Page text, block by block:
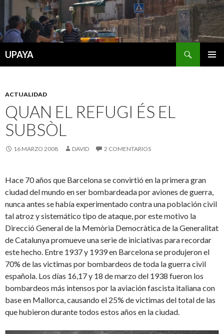
UPAYA
ACTUALIDAD
QUAN EL REFUGI ÉS EL
SUBSÒL
16 MARZO 2008 DAVID 2 COMENTARIOS
Hace 70 años que Barcelona se convirtió en la primera gran
ciudad del mundo en ser bombardeada por aviones de guerra,
nunca antes se había experimentado contra una población civil
tal atroz y sistemático tipo de ataque, por este motivo la
Direcció General de la Memòria Democràtica de la Generalitat
de Catalunya promueve una serie de iniciativas para recordar
este hecho. Entre 1937 y 1939 en Barcelona se produjeron el
70% de las victimas por bombardeos de toda la guerra civil
española. Los días 16,17 y 18 de marzo del 1938 fueron los
bombardeos más intensos por la aviación fascista italiana con
base en Mallorca, causando el 25% de victimas del total de las
que hubieron durante todos estos años en la ciudad.